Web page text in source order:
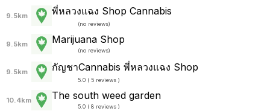
9.5km พี่หลวงแฉง Shop Cannabis
(no reviews)
9.5km Marijuana Shop
(no reviews)
9.5km กัญชาCannabis พี่หลวงแฉง Shop
5.0 ( 5 reviews )
10.4km The south weed garden
5.0 ( 8 reviews )